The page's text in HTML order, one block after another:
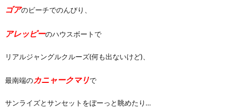
ゴアのビーチでのんびり、
アレッピーのハウスボートで
リアルジャングルクルーズ(何も出ないけど)、
最南端のカニャークマリで
サンライズとサンセットをぼーっと眺めたり…